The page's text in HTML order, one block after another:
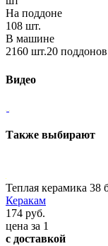
На поддоне
108 шт.
В машине
2160 шт.20 поддонов
Видео
Также выбирают
Теплая керамика 38
Керакам
174 руб.
цена за 1
с доставкой